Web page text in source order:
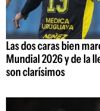
Las dos caras bien
Mundial 2026 y de la
son clarísimos